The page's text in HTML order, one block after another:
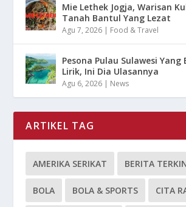
Mie Lethek Jogja, Warisan
Tanah Bantul Yang Lezat
Agu 7, 2026 | Food & Travel
Pesona Pulau Sulawesi Yang
Lirik, Ini Dia Ulasannya
Agu 6, 2026 | News
ARTIKEL TAG
AMERIKA SERIKAT BERITA
BOLA BOLA & SPORTS CITA